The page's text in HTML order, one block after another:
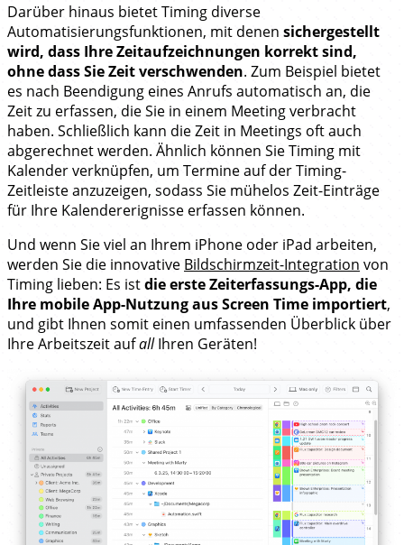
Darüber hinaus bietet Timing diverse
Automatisierungsfunktionen, mit denen sichergestellt
wird, dass Ihre Zeitaufzeichnungen korrekt sind,
ohne dass Sie Zeit verschwenden. Zum Beispiel bietet
es nach Beendigung eines Anrufs automatisch an, die
Zeit zu erfassen, die Sie in einem Meeting verbracht
haben. Schließlich kann die Zeit in Meetings oft auch
abgerechnet werden. Ähnlich können Sie Timing mit
Kalender verknüpfen, um Termine auf der Timing-
Zeitleiste anzuzeigen, sodass Sie mühelos Zeit-Einträge
für Ihre Kalendererignisse erfassen können.
Und wenn Sie viel an Ihrem iPhone oder iPad arbeiten,
werden Sie die innovative Bildschirmzeit-Integration von
Timing lieben: Es istdie erste Zeiterfassungs-App, die
Ihre mobile App-Nutzung aus Screen Time importiert,
und gibt Ihnen somit einen umfassenden Überblick über
Ihre Arbeitszeit aufallIhren Geräten!